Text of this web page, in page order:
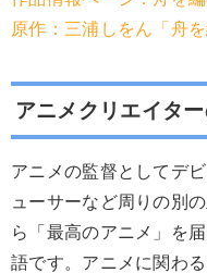
原作：三浦しをん「舟を
アニメクリエイタ
アニメの監督としてデ
ューサーなど周りの別
ら「最高のアニメ」を
語です。アニメに関わ